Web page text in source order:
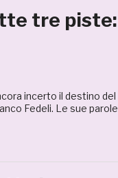
tre piste:
incerto il destino del
Fedeli. Le sue parole